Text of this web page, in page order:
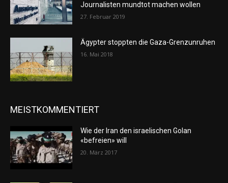
Journalisten mundtot machen wollen
27. Februar 2019
Ägypter stoppten die Gaza-Grenzunruhen
16. Mai 2018
MEISTKOMMENTIERT
Wie der Iran den israelischen Golan
«befreien» will
20. März 2017